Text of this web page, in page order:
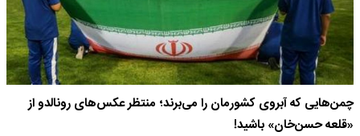
چمن‌هایی که آبروی کشورمان را می‌برند؛ منتظر عکس‌های رونالدو از
«قلعه حسن‌خان» باشید!